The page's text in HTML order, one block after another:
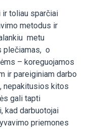
ir toliau sparčiai
metodus ir
metu
plečiamas, o
– koreguojamos
ir pareiginiam darbo
nepakitusios kitos
gali tapti
kad darbuotojai
priemones